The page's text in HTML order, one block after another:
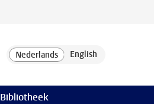
Bibliotheek